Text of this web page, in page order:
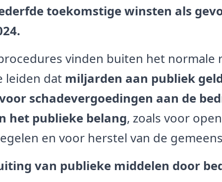
toekomstige winsten als
vinden buiten het normale
leiden dat miljarden aan publiek
schadevergoedingen aan de
het publieke belang, zoals voor
en voor herstel van de
van publieke middelen door